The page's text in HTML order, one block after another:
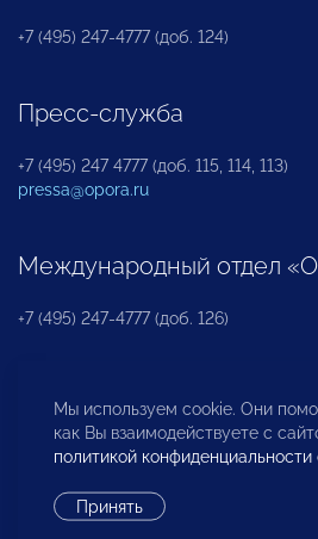
+7 (495) 247-4777 (доб. 124)
Пресс-служба
+7 (495) 247 4777 (доб. 115, 114, 113)
pressa@opora.ru
Международный отдел
+7 (495) 247-4777 (доб. 126)
Бюро по защите прав
инвесторов
Мы используем cookie. Они
как Вы взаимодействуете с
политикой конфиденциальности
Принять